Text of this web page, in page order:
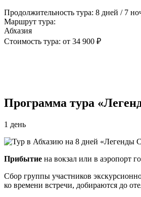
Продолжительность тура: 8 дней / 7
Маршрут тура:
Абхазия
Стоимость тура: от 34 900 ₽
Программа тура
1 день
Прибытие на вокзал или в аэропорт
Сбор группы участников
ко времени встречи, добираются до